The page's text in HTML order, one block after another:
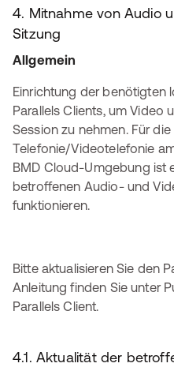
4. Mitnahme von Audio
Sitzung
Allgemein
Einrichtung der benötigten
Parallels Clients, um Video
Session zu nehmen. Für
Telefonie/Videotelefonie
BMD Cloud-Umgebung ist
betroffenen Audio- und
funktionieren.
Bitte aktualisieren Sie den
Anleitung finden Sie unter
Parallels Client.
4.1. Aktualität der